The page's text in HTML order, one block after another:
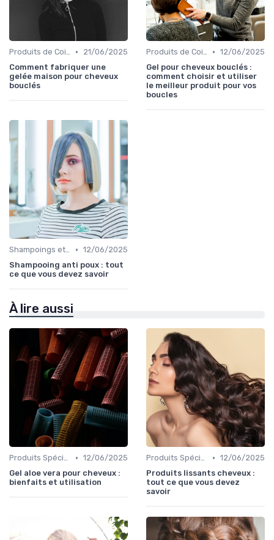
Produits de Coiffage •
21/06/2025
Comment fabriquer une
gelée maison pour cheveux
bouclés
Produits de Coiffage • 12/06/2025
Gel pour cheveux bouclés :
comment choisir et utiliser
le meilleur produit pour vos
boucles
Shampoings et Après-Shampoings • 12/06/2025
Shampooing anti poux : tout
ce que vous devez savoir
À lire aussi
Produits Spécifiques (Anti-Frisottis, Hydratants) • 12/06/2025
Gel aloe vera pour cheveux :
bienfaits et utilisation
Produits Spécifiques (Anti-Frisottis, Hydratants) • 12/06/2025
Produits lissants cheveux :
tout ce que vous devez
savoir